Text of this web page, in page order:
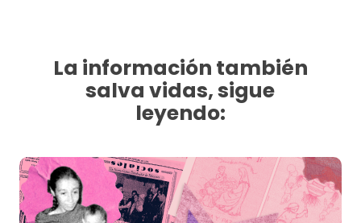
La información también
salva vidas, sigue
leyendo: